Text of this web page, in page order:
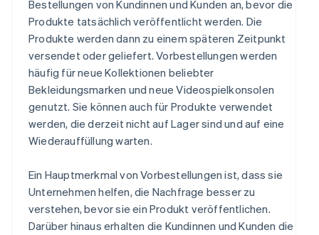
Bestellungen von Kundinnen und Kunden an, bevor die
Produkte tatsächlich veröffentlicht werden. Die
Produkte werden dann zu einem späteren Zeitpunkt
versendet oder geliefert. Vorbestellungen werden
häufig für neue Kollektionen beliebter
Bekleidungsmarken und neue Videospielkonsolen
genutzt. Sie können auch für Produkte verwendet
werden, die derzeit nicht auf Lager sind und auf eine
Wiederauffüllung warten.
Ein Hauptmerkmal von Vorbestellungen ist, dass sie
Unternehmen helfen, die Nachfrage besser zu
verstehen, bevor sie ein Produkt veröffentlichen.
Darüber hinaus erhalten die Kundinnen und Kunden die